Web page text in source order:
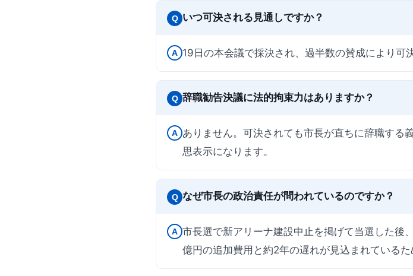
Q いつ可決される見通しですか？
A 19日の本会議で採決され、過半数の賛成により可
Q 辞職勧告決議に法的拘束力はありますか？
A ありません。可決されても市長が直ちに辞職する
思表示になります。
Q なぜ市長の政治責任が問われているのですか？
A 市長選で新アリーナ建設中止を掲げて当選した後
億円の追加費用と約2年の遅れが見込まれているた